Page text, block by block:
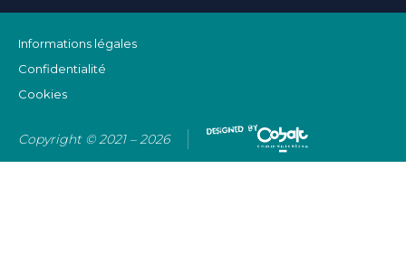
Informations légales
Confidentialité
Cookies
Copyright © 2021 – 2026